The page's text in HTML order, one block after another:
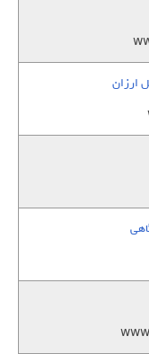
ارزان